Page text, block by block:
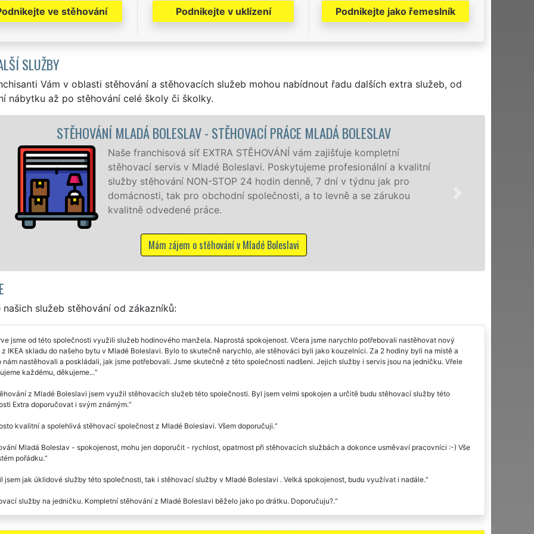
ve stěhování Podnikejte v uklízení Podnikejte jako řemeslník
SLUŽBY
Vám v oblasti stěhování a stěhovacích služeb mohou nabídnout řadu dalších extra služeb, od
nábytku až po stěhování celé školy či školky.
MLADÁ BOLESLAV
vám zajišťuje kompletní
profesionální a kvalitní
7 dní v týdnu jak pro
a to levně a se zárukou
STĚHOVACÍ SLUŽBA MLADÁ BOLESLAV - STĚHOVACÍ
Poskytujeme stěhovací služby v
úrovni se speciální stěhovací
domácnostem i firmám v celém
kvality franchisové sítě EXTRA
našich služeb stěhování od zákazníků:
jsme od této společnosti využili služeb hodinového manžela. Naprostá spokojenost. Včera jsme narychlo potřebovali nastěhovat nový
IKEA skladu do našeho bytu v Mladé Boleslavi. Bylo to skutečně narychlo, ale stěhováci byli jako kouzelníci. Za 2 hodiny byli na místě a
nám nastěhovali a poskládali, jak jsme potřebovali. Jsme skutečně z této společnosti nadšeni. Jejich služby i servis jsou na jedničku. Vřele
každému, děkujeme...
z Mladé Boleslavi jsem využil stěhovacích služeb této společnosti. Byl jsem velmi spokojen a určitě budu stěhovací služby této
Extra doporučovat i svým známým.
kvalitní a spolehlivá stěhovací společnost z Mladé Boleslavi. Všem doporučuji.
Mladá Boleslav - spokojenost, mohu jen doporučit - rychlost, opatrnost při stěhovacích službách a dokonce usměvaví pracovníci :-) Vše
pořádku.
jsem jak úklidové služby této společnosti, tak i stěhovací služby v Mladé Boleslavi . Velká spokojenost, budu využívat i nadále.
služby na jedničku. Kompletní stěhování z Mladé Boleslavi běželo jako po drátku. Doporučuju?.